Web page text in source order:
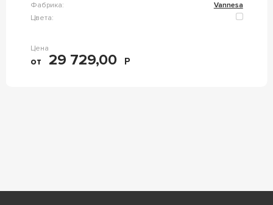
Фабрика:
Vannesa
Цвета:
Цена
от 29 729,00 Р